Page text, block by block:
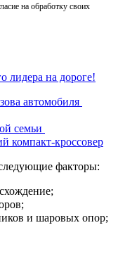
на обработку своих
лидера на дороге!
автомобиля
семьи
компакт-кроссовер
факторы:
и шаровых опор;